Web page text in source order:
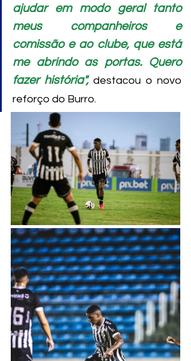
ajudar em modo geral tanto
meus companheiros e
comissão e ao clube, que está
me abrindo as portas. Quero
fazer história", destacou o novo
reforço do Burro.